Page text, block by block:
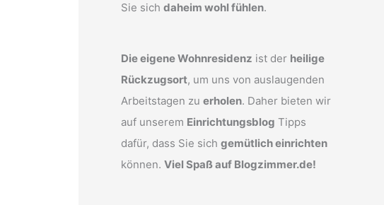
Sie sich daheim wohl fühlen.
Die eigene Wohnresidenz ist der heilige
Rückzugsort, um uns von auslaugenden
Arbeitstagen zu erholen. Daher bieten wir
auf unserem Einrichtungsblog Tipps
dafür, dass Sie sich gemütlich einrichten
können. Viel Spaß auf Blogzimmer.de!